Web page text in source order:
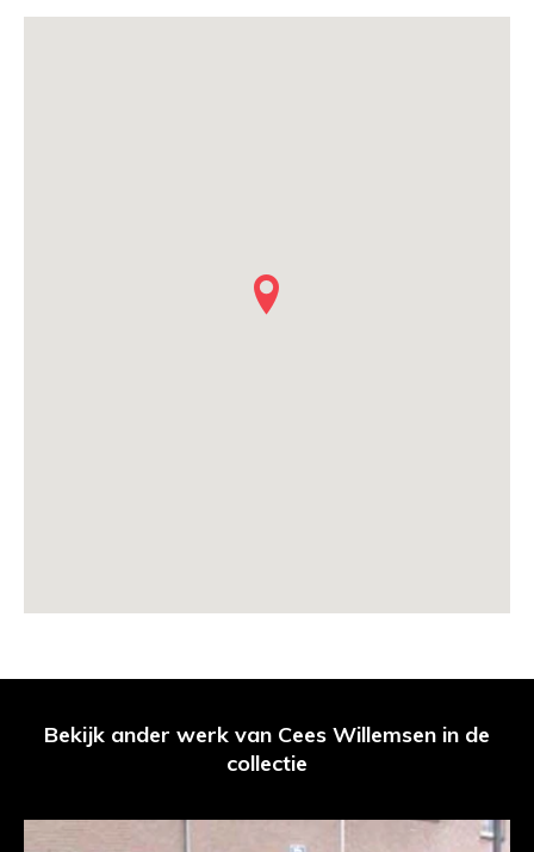
Bekijk ander werk van Cees Willemsen in de
collectie